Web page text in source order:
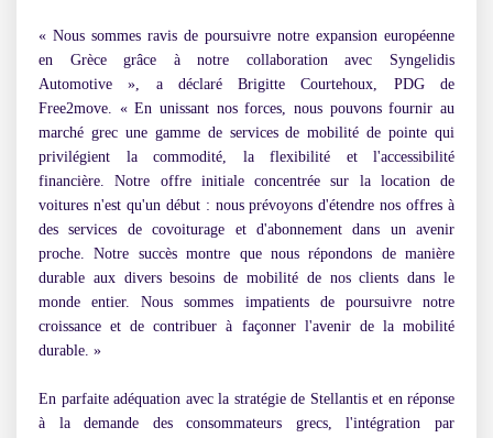
« Nous sommes ravis de poursuivre notre expansion européenne
en Grèce grâce à notre collaboration avec Syngelidis
Automotive », a déclaréBrigitte Courtehoux, PDG de
Free2move. « En unissant nos forces, nous pouvons fournir au
marché grec une gamme de services de mobilité de pointe qui
privilégient la commodité, la flexibilité et l'accessibilité
financière. Notre offre initiale concentrée sur la location de
voitures n'est qu'un début : nous prévoyons d'étendre nos offres à
des services de covoiturage et d'abonnement dans un avenir
proche. Notre succès montre que nous répondons de manière
durable aux divers besoins de mobilité de nos clients dans le
monde entier. Nous sommes impatients de poursuivre notre
croissance et de contribuer à façonner l'avenir de la mobilité
durable. »
En parfaite adéquation avec la stratégie de Stellantis et en réponse
à la demande des consommateurs grecs, l'intégration par